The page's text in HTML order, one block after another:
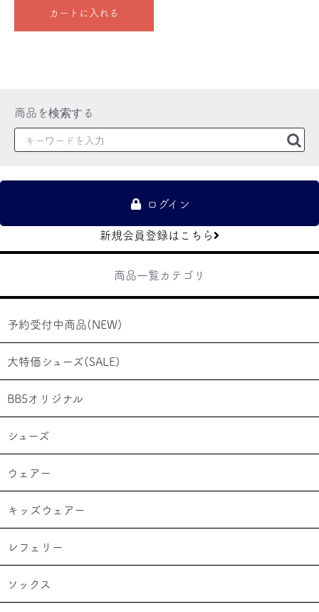
ログイン
新規会員登録はこちら
商品一覧カテゴリ
予約受付中商品(NEW)
大特価シューズ(SALE)
BB5オリジナル
シューズ
ウェアー
キッズウェアー
レフェリー
ソックス
カートに入れる